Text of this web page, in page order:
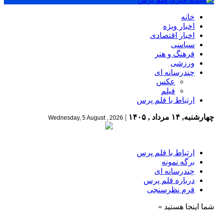
خانه
اخبار ویژه
اخبار اقتصادی
سیاسی
فرهنگ و هنر
ورزشی
چندرسانه ای
عکس
فیلم
ارتباط با قلم پرس
چهارشنبه, ۱۴ مرداد , ۱۴۰۵ |
Wednesday, 5 August , 2026
ارتباط با قلم پرس
برگه نمونه
چندرسانه ای
درباره قلم پرس
فرم نظرسنجی
شما اینجا هستید »